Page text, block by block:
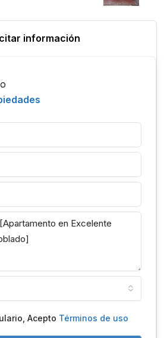
información
Acepto Términos de uso